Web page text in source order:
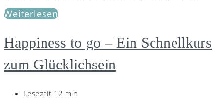
Weiterlesen
Happiness to go – Ein Schnellkurs
zum Glücklichsein
Lesezeit 12 min